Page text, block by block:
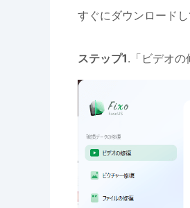
すぐにダウンロード
ステップ1.「ビデオの